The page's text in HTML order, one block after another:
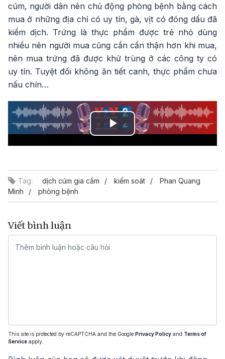
cúm, người dân nên chủ động phòng bệnh bằng cách
mua ở những địa chỉ có uy tín, gà, vịt có đóng dấu đã
kiểm dịch. Trứng là thực phẩm được trẻ nhỏ dùng
nhiều nên người mua cũng cần cẩn thận hơn khi mua,
nên mua trứng đã được khử trùng ở các công ty có
uy tín. Tuyệt đối không ăn tiết canh, thực phẩm chưa
nấu chín…
Play
Tag: dịch cúm gia cầm kiểm soát
Phan Quang
Minh
phòng bệnh
Viết bình luận
This site is protected by reCAPTCHA and the Google Privacy Policy and Terms of
Service apply.